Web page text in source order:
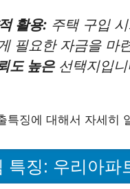
활용: 주택 구입
필요한 자금을 마
도 높은선택지입니
특징에 대해서 자세히
특징: 우리아파